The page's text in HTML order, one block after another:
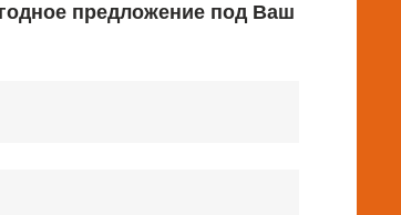
предложение под Ваш